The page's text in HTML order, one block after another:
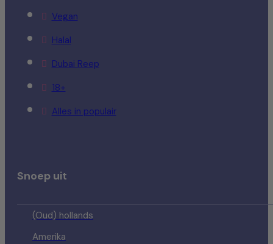
Vegan
Halal
Dubai Reep
18+
Alles in populair
Snoep uit
(Oud) hollands
Amerika